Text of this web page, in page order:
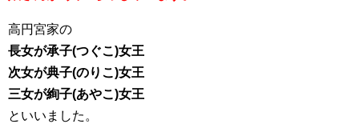
高円宮家の
長女が承子(つぐこ)女王
次女が典子(のりこ)女王
三女が絢子(あやこ)女王
といいました。